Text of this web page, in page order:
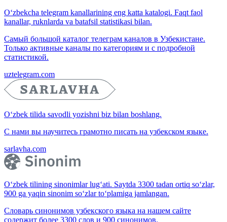
O‘zbekcha telegram kanallarining eng katta katalogi. Faqt faol
kanallar, ruknlarda va batafsil statistikasi bilan.
Самый большой каталог телеграм каналов в Узбекистане.
Только активные каналы по категориям и с подробной
статистикой.
uztelegram.com
O‘zbek tilida savodli yozishni biz bilan boshlang.
С нами вы научитесь грамотно писать на узбекском языке.
sarlavha.com
O‘zbek tilining sinonimlar lug‘ati. Saytda 3300 tadan ortiq so‘zlar,
900 ga yaqin sinonim so‘zlar to‘plamiga jamlangan.
Словарь синонимов узбекского языка на нашем сайте
содержит более 3300 слов и 900 синонимов.